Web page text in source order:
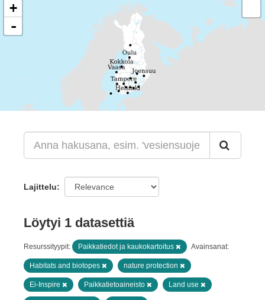
+
-
Lajittelu
Löytyi 1 datasettiä
Resurssityypit: Paikkatiedot ja kaukokartoitus Avainsanat:
Habitats and biotopes nature protection
Ei-Inspire Paikkatietoaineisto Land use